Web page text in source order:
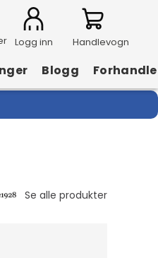
Logg inn Handlevogn
Blogg